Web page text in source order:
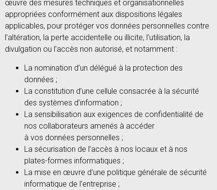
œuvre des mesures techniques et organisationnelles
appropriées conformément aux dispositions légales
applicables, pour protéger vos données personnelles contre
l’altération, la perte accidentelle ou illicite, l’utilisation, la
divulgation ou l’accès non autorisé, et notamment :
La nomination d’un délégué à la protection des
données ;
La constitution d’une cellule consacrée à la sécurité
des systèmes d’information ;
La sensibilisation aux exigences de confidentialité de
nos collaborateurs amenés à accéder
à vos données personnelles ;
La sécurisation de l’accès à nos locaux et à nos
plates-formes informatiques ;
La mise en œuvre d’une politique générale de sécurité
informatique de l’entreprise ;